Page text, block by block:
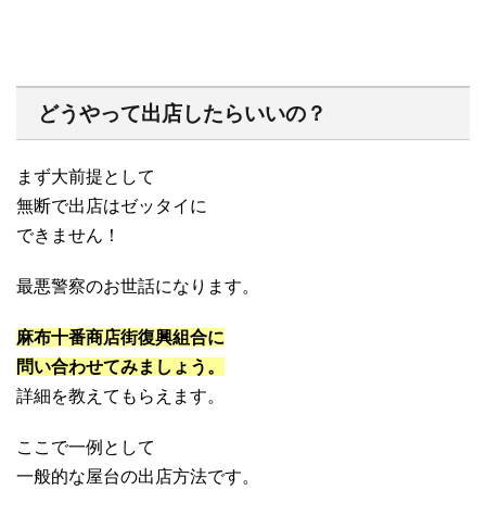
どうやって出店したらいいの？
まず大前提として
無断で出店はゼッタイに
できません！
最悪警察のお世話になります。
麻布十番商店街復興組合に
問い合わせてみましょう。
詳細を教えてもらえます。
ここで一例として
一般的な屋台の出店方法です。